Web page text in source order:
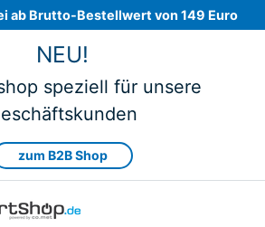
ab Brutto-Bestellwert von 149 Euro
NEU!
speziell für unsere
zum B2B Shop